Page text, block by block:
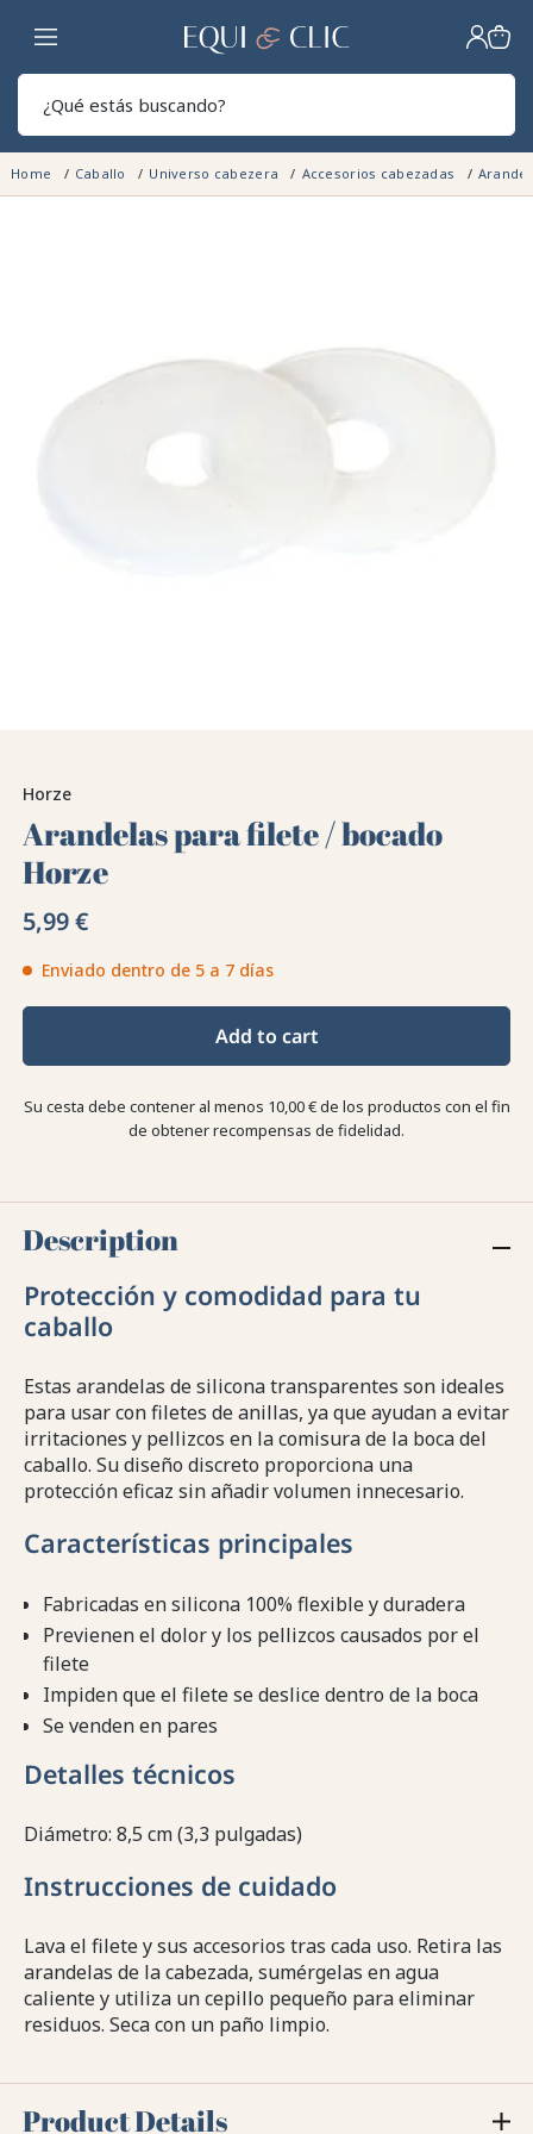
Hogar
Home Caballo Universo cabezera Accesorios cabezadas
Horze
Arandelas para filete / bocado
Horze
5,99 €
Enviado dentro de 5 a 7 días
Add to cart
Su cesta debe contener al menos 10,00 € de los productos con el fin
de obtener recompensas de fidelidad.
Description
Protección y comodidad para tu
caballo
Estas arandelas de silicona transparentes son ideales
para usar con filetes de anillas, ya que ayudan a evitar
irritaciones y pellizcos en la comisura de la boca del
caballo. Su diseño discreto proporciona una
protección eficaz sin añadir volumen innecesario.
Características principales
Fabricadas en silicona 100% flexible y duradera
Previenen el dolor y los pellizcos causados por el
filete
Impiden que el filete se deslice dentro de la boca
Se venden en pares
Detalles técnicos
Diámetro: 8,5 cm (3,3 pulgadas)
Instrucciones de cuidado
Lava el filete y sus accesorios tras cada uso. Retira las
arandelas de la cabezada, sumérgelas en agua
caliente y utiliza un cepillo pequeño para eliminar
residuos. Seca con un paño limpio.
Product Details